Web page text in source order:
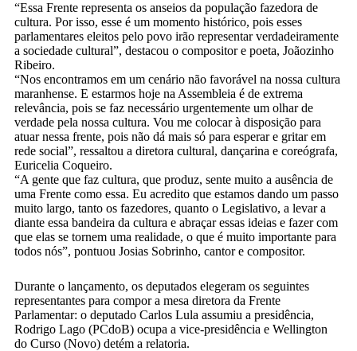
“Essa Frente representa os anseios da população fazedora de
cultura. Por isso, esse é um momento histórico, pois esses
parlamentares eleitos pelo povo irão representar verdadeiramente
a sociedade cultural”, destacou o compositor e poeta, Joãozinho
Ribeiro.
“Nos encontramos em um cenário não favorável na nossa cultura
maranhense. E estarmos hoje na Assembleia é de extrema
relevância, pois se faz necessário urgentemente um olhar de
verdade pela nossa cultura. Vou me colocar à disposição para
atuar nessa frente, pois não dá mais só para esperar e gritar em
rede social”, ressaltou a diretora cultural, dançarina e coreógrafa,
Euricelia Coqueiro.
“A gente que faz cultura, que produz, sente muito a ausência de
uma Frente como essa. Eu acredito que estamos dando um passo
muito largo, tanto os fazedores, quanto o Legislativo, a levar a
diante essa bandeira da cultura e abraçar essas ideias e fazer com
que elas se tornem uma realidade, o que é muito importante para
todos nós”, pontuou Josias Sobrinho, cantor e compositor.
Durante o lançamento, os deputados elegeram os seguintes
representantes para compor a mesa diretora da Frente
Parlamentar: o deputado Carlos Lula assumiu a presidência,
Rodrigo Lago (PCdoB) ocupa a vice-presidência e Wellington
do Curso (Novo) detém a relatoria.